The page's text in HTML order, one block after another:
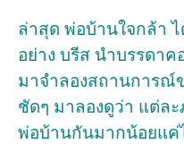
ล่าสุด พ่อบ้านใจกล้า
อย่าง บรีส นำบรรดา
มาจำลองสถานการณ์
ชัดๆ มาลองดูว่า แต่ล
พ่อบ้านกันมากน้อยแค่